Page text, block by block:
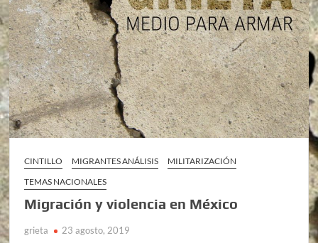
CINTILLO MIGRANTES ANÁLISIS
MILITARIZACIÓN
TEMAS NACIONALES
Migración y violencia en México
grieta 23 agosto, 2019